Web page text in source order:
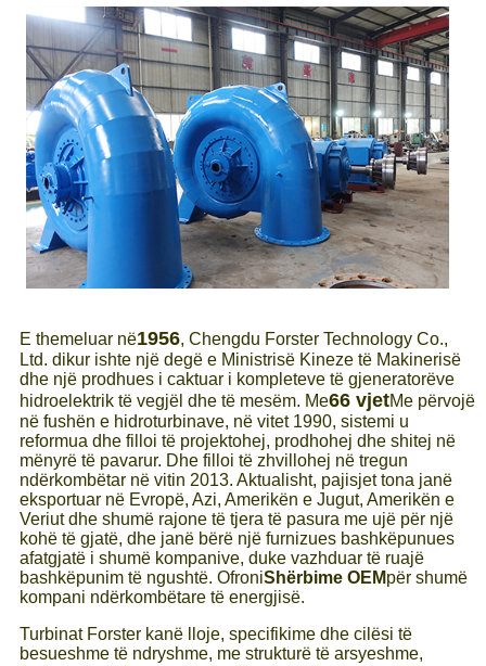
E themeluar në1956, Chengdu Forster Technology Co.,
Ltd. dikur ishte një degë e Ministrisë Kineze të Makinerisë
dhe një prodhues i caktuar i kompleteve të gjeneratorëve
hidroelektrik të vegjël dhe të mesëm. Me66 vjetMe përvojë
në fushën e hidroturbinave, në vitet 1990, sistemi u
reformua dhe filloi të projektohej, prodhohej dhe shitej në
mënyrë të pavarur. Dhe filloi të zhvillohej në tregun
ndërkombëtar në vitin 2013. Aktualisht, pajisjet tona janë
eksportuar në Evropë, Azi, Amerikën e Jugut, Amerikën e
Veriut dhe shumë rajone të tjera të pasura me ujë për një
kohë të gjatë, dhe janë bërë një furnizues bashkëpunues
afatgjatë i shumë kompanive, duke vazhduar të ruajë
bashkëpunim të ngushtë. OfroniShërbime OEMpër shumë
kompani ndërkombëtare të energjisë.
Turbinat Forster kanë lloje, specifikime dhe cilësi të
besueshme të ndryshme, me strukturë të arsyeshme,